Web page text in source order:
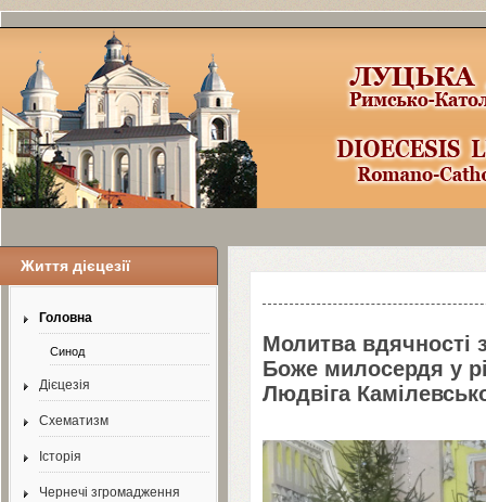
Життя дієцезії
Головна
Синод
Дієцезія
Схематизм
Історія
Чернечі згромадження
Молитва вдячності
Боже милосердя у
Людвіга